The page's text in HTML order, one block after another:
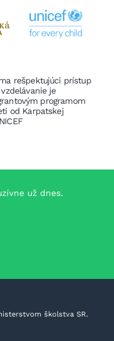
rešpektujúci prístup
je
programom
od Karpatskej
už dnes.
školstva SR.